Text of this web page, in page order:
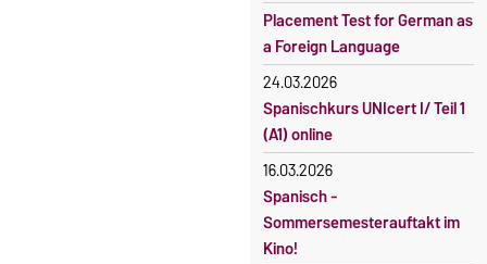
Placement Test for German as
a Foreign Language
24.03.2026
Spanischkurs UNIcert I/ Teil 1
(A1) online
16.03.2026
Spanisch -
Sommersemesterauftakt im
Kino!